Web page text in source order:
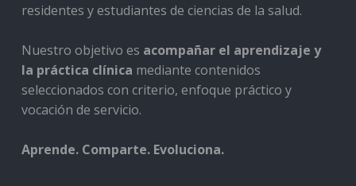
residentes y estudiantes de ciencias de la salud.
Nuestro objetivo es acompañar el aprendizaje y
la práctica clínica mediante contenidos
seleccionados con criterio, enfoque práctico y
vocación de servicio.
Aprende. Comparte. Evoluciona.